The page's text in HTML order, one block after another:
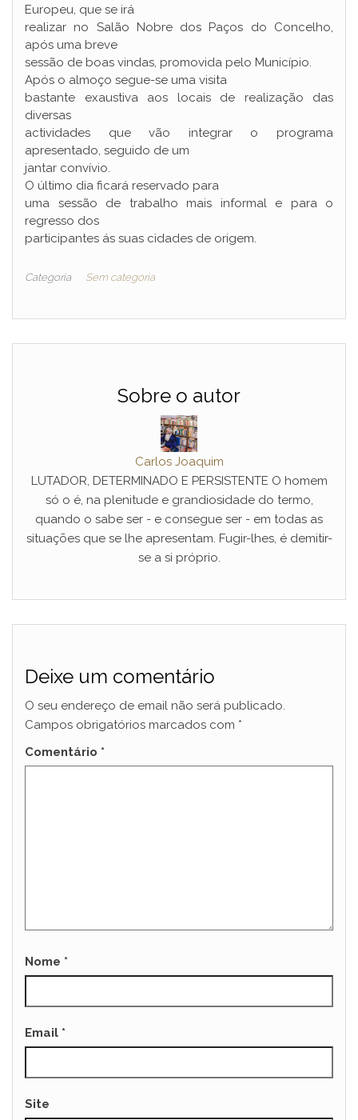
Europeu, que se irá
realizar no Salão Nobre dos Paços do Concelho,
após uma breve
sessão de boas vindas, promovida pelo Município.
Após o almoço segue-se uma visita
bastante exaustiva aos locais de realização das
diversas
actividades que vão integrar o programa
apresentado, seguido de um
jantar convívio.
O último dia ficará reservado para
uma sessão de trabalho mais informal e para o
regresso dos
participantes ás suas cidades de origem.
Categoria Sem categoria
Sobre o autor
Carlos Joaquim
LUTADOR, DETERMINADO E PERSISTENTE O homem
só o é, na plenitude e grandiosidade do termo,
quando o sabe ser - e consegue ser - em todas as
situações que se lhe apresentam. Fugir-lhes, é demitir-
se a si próprio.
Deixe um comentário
O seu endereço de email não será publicado.
Campos obrigatórios marcados com *
Comentário *
Nome *
Email *
Site